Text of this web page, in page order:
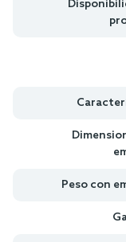
Peso con